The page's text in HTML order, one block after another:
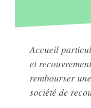
Accueil
et
rembourser
société de